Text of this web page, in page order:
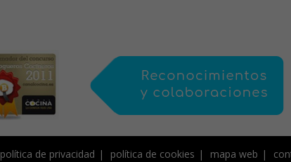
política de privacidad política de cookies mapa web